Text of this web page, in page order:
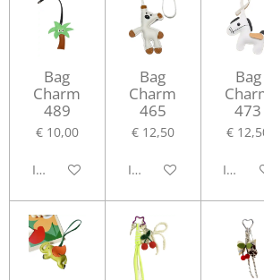
Bag
Charm
489
€ 10,00
In winkelwagen
Bag
Charm
465
€ 12,50
In winkelwagen
Bag
473
€
In